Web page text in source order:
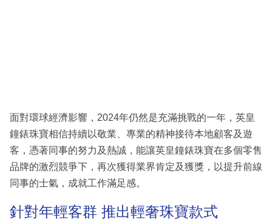
面對環球經濟影響，2024年仍然是充滿挑戰的一年，英皇
鐘錶珠寶相信持續以敬業、專業的精神接待本地顧客及遊
客，憑著同事的努力及熱誠，能讓英皇鐘錶珠寶在多個零售
品牌的激烈競爭下，再次獲得業界肯定及獲獎，以提升前線
同事的士氣，成就工作滿足感。
針對年輕客群 推出輕奢珠寶款式